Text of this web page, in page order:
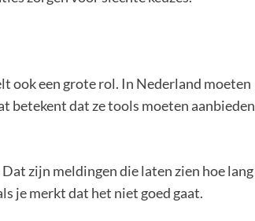
een grote rol. In Nederland moeten
betekent dat ze tools moeten aanbieden
zijn meldingen die laten zien hoe lang
je merkt dat het niet goed gaat.